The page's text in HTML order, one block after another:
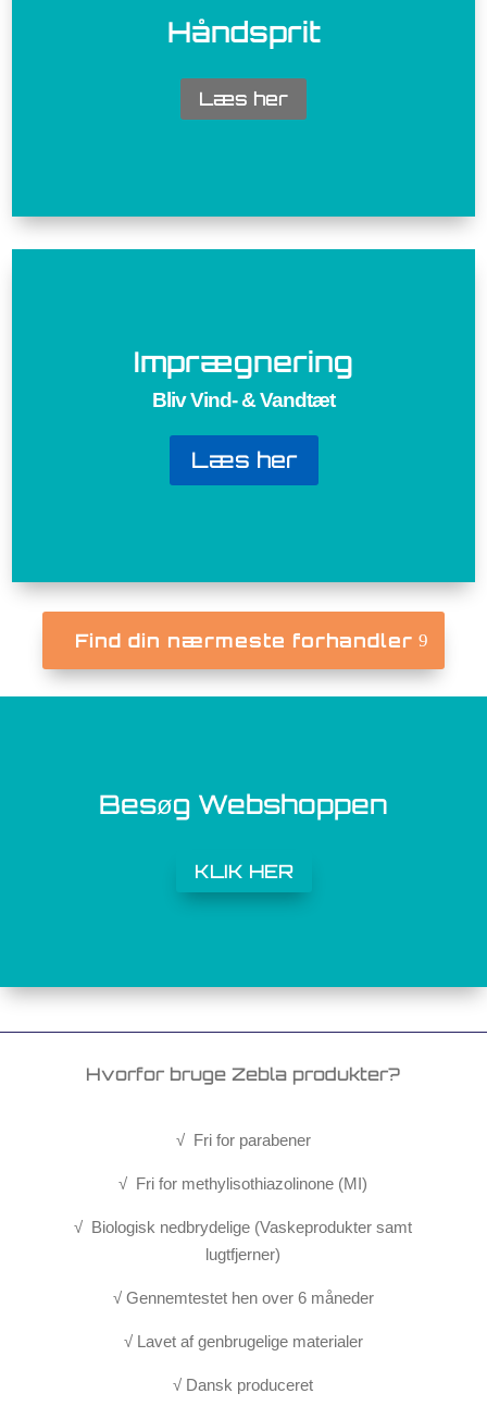
Håndsprit
Læs her
Imprægnering
Bliv Vind- & Vandtæt
Læs her
Find din nærmeste forhandler
Besøg Webshoppen
KLIK HER
Hvorfor bruge Zebla produkter?
√ Fri for parabener
√ Fri for methylisothiazolinone (MI)
√ Biologisk nedbrydelige (Vaskeprodukter samt
lugtfjerner)
√ Gennemtestet hen over 6 måneder
√ Lavet af genbrugelige materialer
√ Dansk produceret